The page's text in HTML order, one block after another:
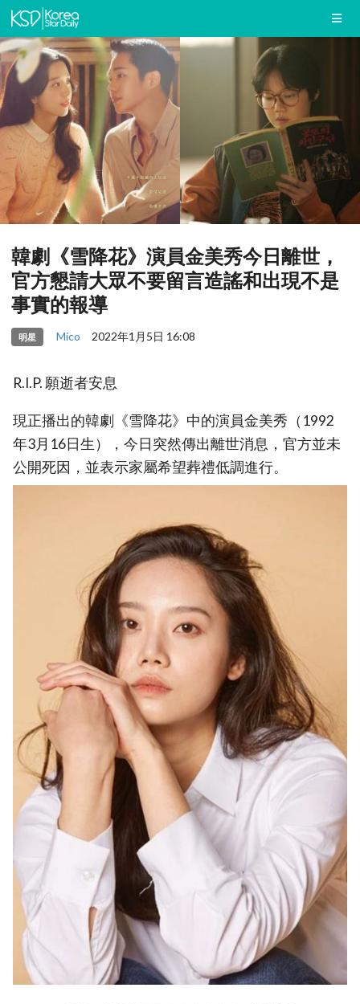
韓劇《雪降花》演員金美秀今日離世，
官方懇請大眾不要留言造謠和出現不是
事實的報導
明星 Mico 2022年1月5日 16:08
R.I.P. 願逝者安息
現正播出的韓劇《雪降花》中的演員金美秀（1992
年3月16日生），今日突然傳出離世消息，官方並未
公開死因，並表示家屬希望葬禮低調進行。